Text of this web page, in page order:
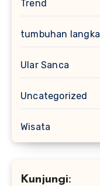
Trend
tumbuhan langka
Ular Sanca
Uncategorized
Wisata
Kunjungi: